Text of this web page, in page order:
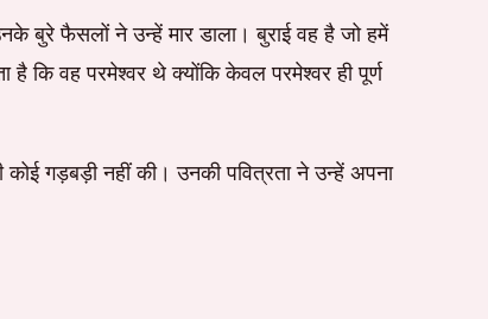
बुरे फैसलों ने उन्हें मार डाला। बुराई वह है जो हमें
कि वह परमेश्वर थे क्योंकि केवल परमेश्वर ही पूर्ण
कोई गड़बड़ी नहीं की। उनकी पवित्रता ने उन्हें अपना